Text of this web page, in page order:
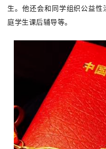
生。他还会和同学组织公益
庭学生课后辅导等。